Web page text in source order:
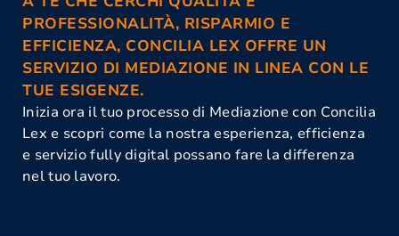
PROFESSIONALITÀ, RISPARMIO E
EFFICIENZA, CONCILIA LEX OFFRE UN
SERVIZIO DI MEDIAZIONE IN LINEA CON LE
TUE ESIGENZE.
Inizia ora il tuo processo di Mediazione con Concilia
Lex e scopri come la nostra esperienza, efficienza
e servizio fully digital possano fare la differenza
nel tuo lavoro.